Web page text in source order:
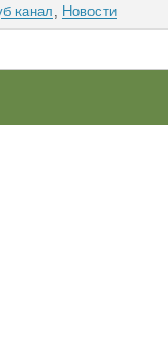
канал, Новости